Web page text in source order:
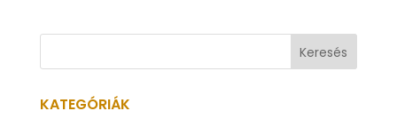
KATEGÓRIÁK